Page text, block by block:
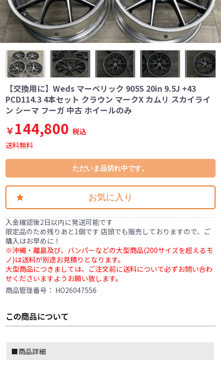
【交換用に】Weds マーベリック 905S 20in 9.5J +43
PCD114.3 4本セット クラウン マークX カムリ スカイライ
ン シーマ フーガ 中古 ホイールのみ
￥144,800 税込
送料無料
ただいま品切れ中です。
お気に入り
入金確認後2日以内に発送可能です
限定品のため残りあと1個です 店頭でも販売しておりますので、ご
購入はお早めに！
※沖縄・離島及び、バンパーなどの大型商品(200サイズを超えるモ
ノ)は送料が別途お見積りとなります。
大型商品につきましては、ご注文前に送料について必ずお問い合わ
せくださいますようお願い致します。
商品管理番号： HO26047556
この商品について
■商品詳細